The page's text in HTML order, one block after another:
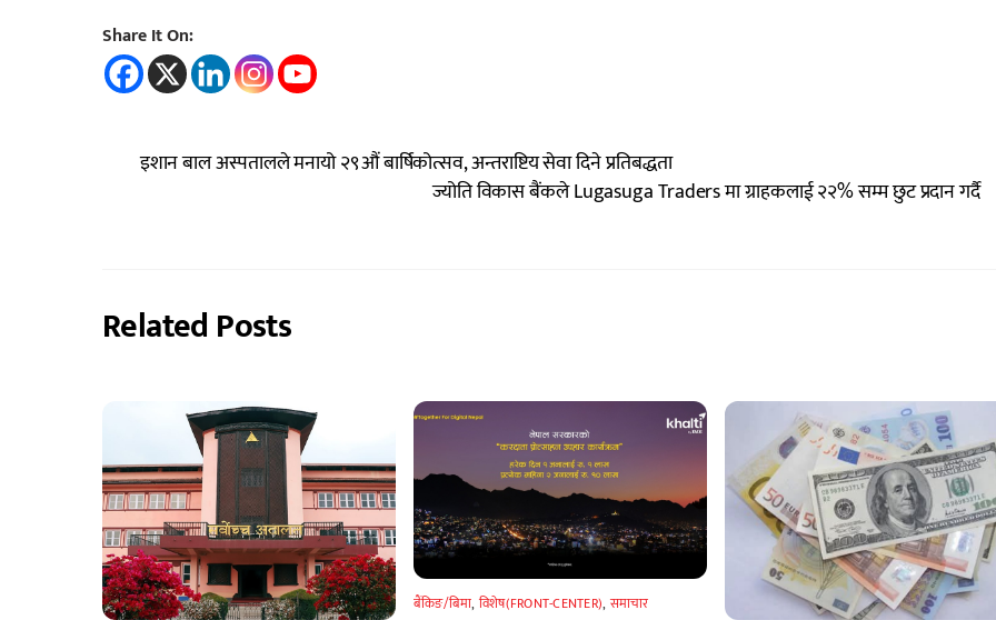
Share It On:
इशान बाल अस्पतालले मनायो २९औं बार्षिकोत्सव, अन्तराष्टिय सेवा दिने प्रतिबद्धता
ज्योति विकास बैंकले Lugasuga Traders मा ग्राहकलाई २२% सम्म छुट प्रदान गर्दै
Related Posts
बैंकिङ/बिमा, विशेष(FRONT-CENTER), समाचार